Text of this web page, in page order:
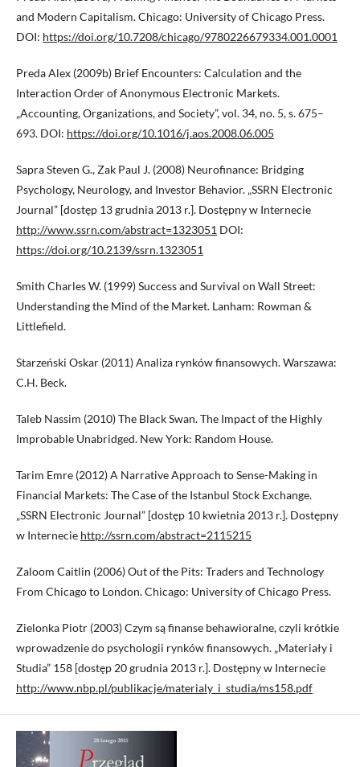
and Modern Capitalism. Chicago: University of Chicago Press.
DOI: https://doi.org/10.7208/chicago/9780226679334.001.0001
Preda Alex (2009b) Brief Encounters: Calculation and the
Interaction Order of Anonymous Electronic Markets.
„Accounting, Organizations, and Society”, vol. 34, no. 5, s. 675–
693. DOI: https://doi.org/10.1016/j.aos.2008.06.005
Sapra Steven G., Zak Paul J. (2008) Neurofinance: Bridging
Psychology, Neurology, and Investor Behavior. „SSRN Electronic
Journal” [dostęp 13 grudnia 2013 r.]. Dostępny w Internecie
http://www.ssrn.com/abstract=1323051 DOI:
https://doi.org/10.2139/ssrn.1323051
Smith Charles W. (1999) Success and Survival on Wall Street:
Understanding the Mind of the Market. Lanham: Rowman &
Littlefield.
Starzeński Oskar (2011) Analiza rynków finansowych. Warszawa:
C.H. Beck.
Taleb Nassim (2010) The Black Swan. The Impact of the Highly
Improbable Unabridged. New York: Random House.
Tarim Emre (2012) A Narrative Approach to Sense-Making in
Financial Markets: The Case of the Istanbul Stock Exchange.
„SSRN Electronic Journal” [dostęp 10 kwietnia 2013 r.]. Dostępny
w Internecie http://ssrn.com/abstract=2115215
Zaloom Caitlin (2006) Out of the Pits: Traders and Technology
From Chicago to London. Chicago: University of Chicago Press.
Zielonka Piotr (2003) Czym są finanse behawioralne, czyli krótkie
wprowadzenie do psychologii rynków finansowych. „Materiały i
Studia” 158 [dostęp 20 grudnia 2013 r.]. Dostępny w Internecie
http://www.nbp.pl/publikacje/materialy_i_studia/ms158.pdf